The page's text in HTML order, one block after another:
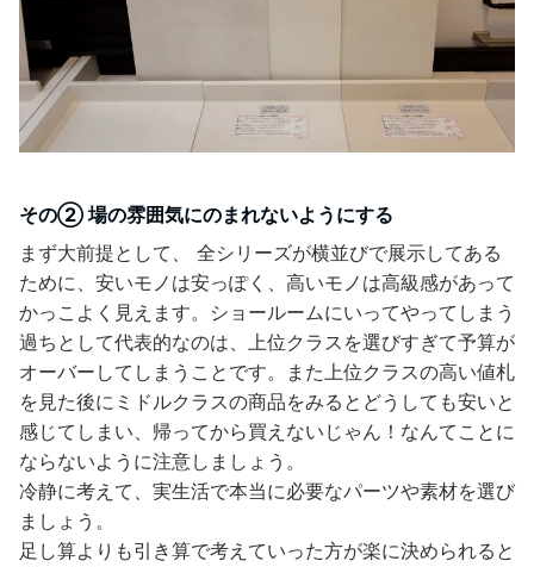
その② 場の雰囲気にのまれないようにする
まず大前提として、 全シリーズが横並びで展示してある
ために、安いモノは安っぽく、高いモノは高級感があって
かっこよく見えます。ショールームにいってやってしまう
過ちとして代表的なのは、上位クラスを選びすぎて予算が
オーバーしてしまうことです。また上位クラスの高い値札
を見た後にミドルクラスの商品をみるとどうしても安いと
感じてしまい、帰ってから買えないじゃん！なんてことに
ならないように注意しましょう。
冷静に考えて、実生活で本当に必要なパーツや素材を選び
ましょう。
足し算よりも引き算で考えていった方が楽に決められると